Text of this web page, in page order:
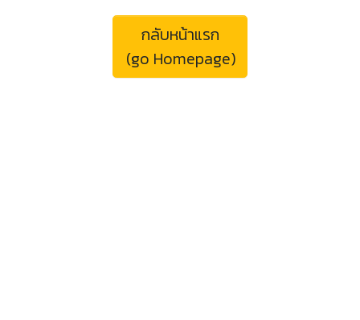
กลับหน้าแรก
(go Homepage)